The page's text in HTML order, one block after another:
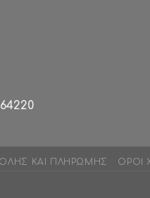
ΚΑΙ ΠΛΗΡΩΜΉΣ ΌΡΟΙ